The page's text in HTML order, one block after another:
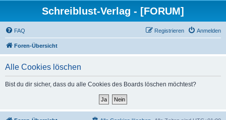
Schreiblust-Verlag - [FORUM]
FAQ Anmelden
Registrieren
Foren-Übersicht
Alle Cookies löschen
Bist du dir sicher, dass du alle Cookies des Boards löschen möchtest?